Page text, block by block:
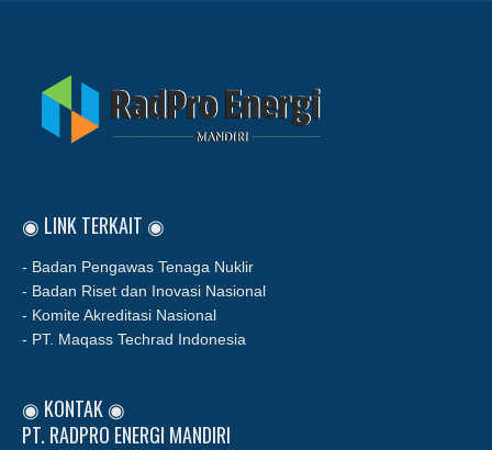
◉ LINK TERKAIT ◉
- Badan Pengawas Tenaga Nuklir
- Badan Riset dan Inovasi Nasional
- Komite Akreditasi Nasional
- PT. Maqass Techrad Indonesia
◉ KONTAK ◉
PT. RADPRO ENERGI MANDIRI